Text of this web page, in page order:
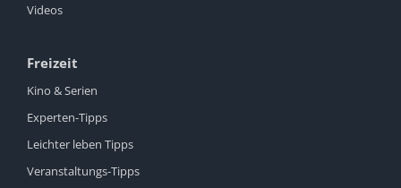
Videos
Freizeit
Kino & Serien
Experten-Tipps
Leichter leben Tipps
Veranstaltungs-Tipps